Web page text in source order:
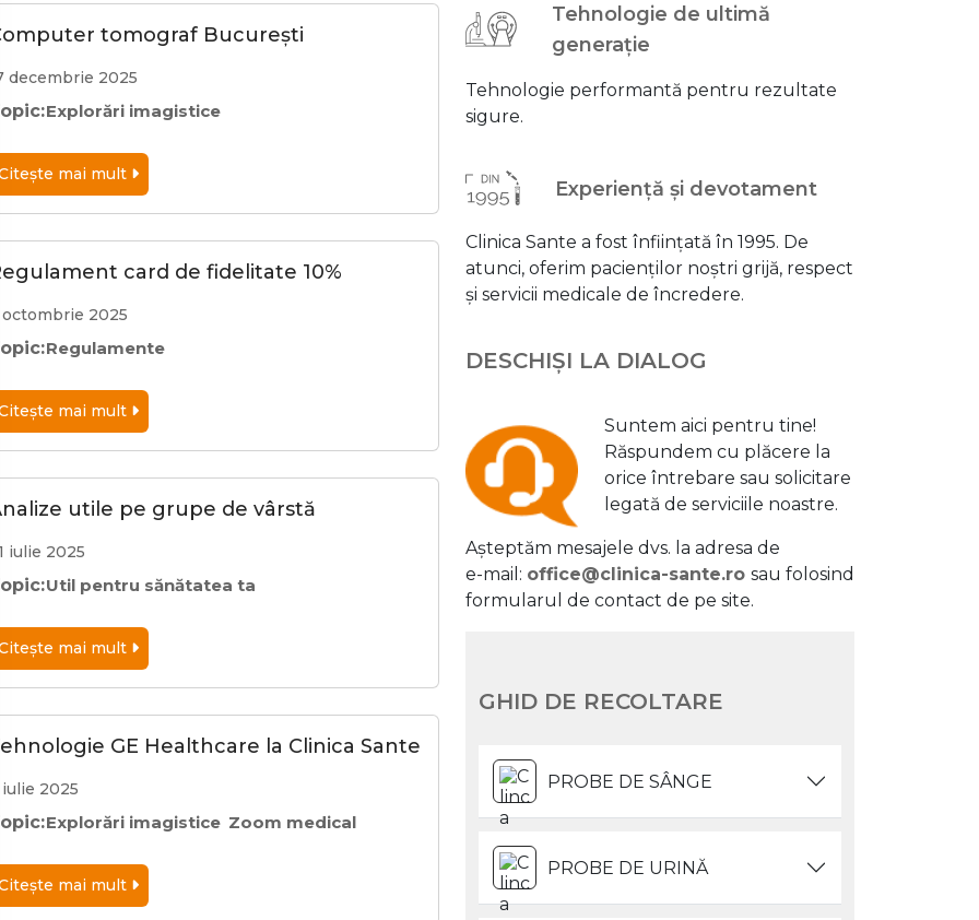
tomograf București
decembrie 2025
Explorări imagistice
mai mult
card de fidelitate 10%
2025
Regulamente
mai mult
utile pe grupe de vârstă
iulie 2025
Util pentru sănătatea ta
mai mult
GE Healthcare la Clinica Sante
2025
Explorări imagistice Zoom medical
mai mult
Tehnologie de ultimă
generație
Tehnologie performantă pentru rezultate
sigure.
Experiență și devotament
Clinica Sante a fost înființată în 1995. De
atunci, oferim pacienților noștri grijă, respect
și servicii medicale de încredere.
DESCHIȘI LA DIALOG
Suntem aici pentru tine!
Răspundem cu plăcere la
orice întrebare sau solicitare
legată de serviciile noastre.
Așteptăm mesajele dvs. la adresa de
e-mail: office@clinica-sante.ro sau folosind
formularul de contact de pe site.
GHID DE RECOLTARE
PROBE DE SÂNGE
PROBE DE URINĂ